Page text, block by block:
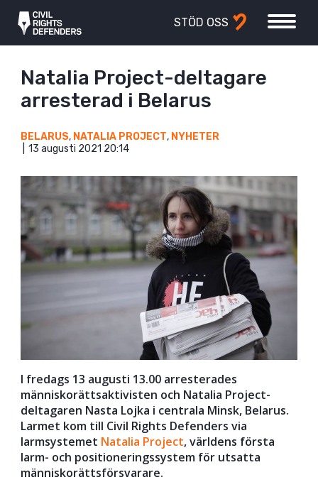
STÖD OSS
Natalia Project-deltagare
arresterad i Belarus
BELARUS, NATALIA PROJECT, NYHETER
13 augusti 2021 20:14
I fredags 13 augusti 13.00 arresterades
människorättsaktivisten och Natalia Project-
deltagaren Nasta Lojka i centrala Minsk, Belarus.
Larmet kom till Civil Rights Defenders via
larmsystemet Natalia Project, världens första
larm- och positioneringssystem för utsatta
människorättsförsvarare.